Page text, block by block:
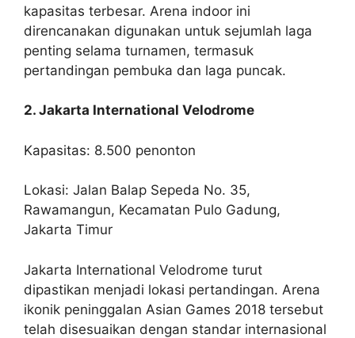
kapasitas terbesar. Arena indoor ini
direncanakan digunakan untuk sejumlah laga
penting selama turnamen, termasuk
pertandingan pembuka dan laga puncak.
2. Jakarta International Velodrome
Kapasitas: 8.500 penonton
Lokasi: Jalan Balap Sepeda No. 35,
Rawamangun, Kecamatan Pulo Gadung,
Jakarta Timur
Jakarta International Velodrome turut
dipastikan menjadi lokasi pertandingan. Arena
ikonik peninggalan Asian Games 2018 tersebut
telah disesuaikan dengan standar internasional